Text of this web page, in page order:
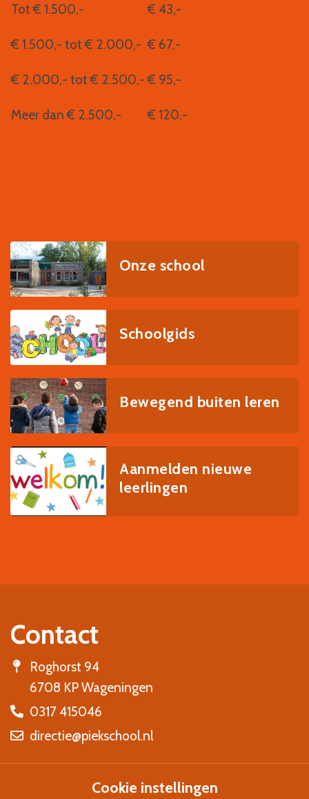
Tot € 1.500,- € 43,-
€ 1.500,- tot € 2.000,- € 67,-
€ 2.000,- tot € 2.500,- € 95,-
Meer dan € 2.500,- € 120,-
Onze school
Schoolgids
Bewegend buiten leren
Aanmelden nieuwe
leerlingen
Contact
Roghorst 94
6708 KP Wageningen
0317 415046
directie@piekschool.nl
Cookie instellingen